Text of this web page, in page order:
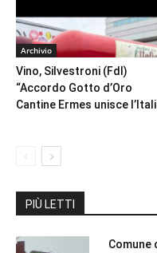
Archivio
Vino, Silvestroni (FdI)
“Accordo Gotto d’Oro
Cantine Ermes unisce
PIÙ LETTI
Comune